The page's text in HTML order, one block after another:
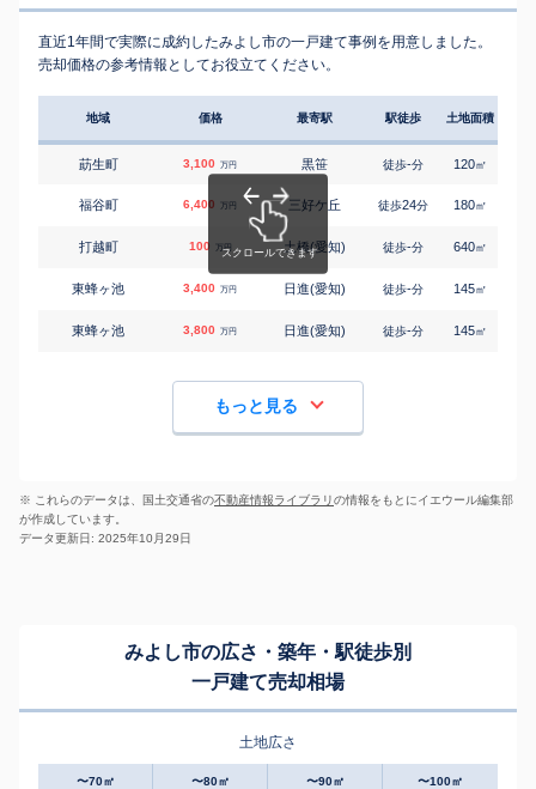
直近1年間で実際に成約したみよし市の一戸建て事例を用意しました。
売却価格の参考情報としてお役立てください。
地域 価格 最寄駅 駅徒歩 土地面積
莇生町 3,100 万円 黒笹 徒歩-分 120㎡
福谷町 6,400 万円 三好ケ丘 徒歩24分 180㎡
打越町 100 万円 土橋(愛知) 徒歩-分 640㎡
東蜂ヶ池 3,400 万円 日進(愛知) 徒歩-分 145㎡
東蜂ヶ池 3,800 万円 日進(愛知) 徒歩-分 145㎡
もっと見る
※ これらのデータは、国土交通省の不動産情報ライブラリの情報をもとにイエウール編集部
が作成しています。
データ更新日: 2025年10月29日
みよし市の広さ・築年・駅徒歩別
一戸建て売却相場
土地広さ
〜70㎡ 〜80㎡ 〜90㎡ 〜100㎡